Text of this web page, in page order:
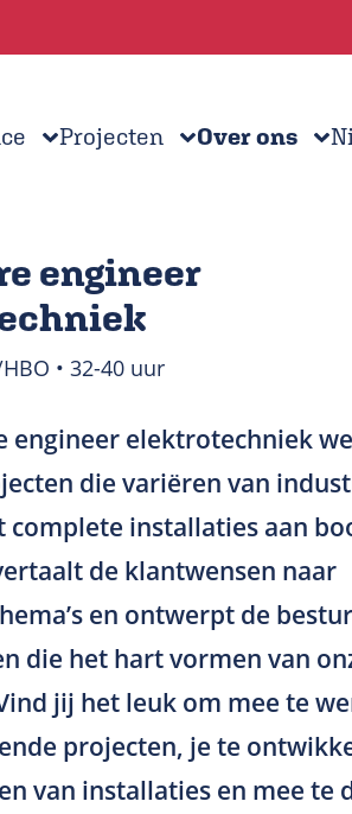
Projecten Over ons
engineer
• 32-40 uur
engineer elektrotechniek
die variëren van
complete installaties aan
de klantwensen naar
en ontwerpt de
die het hart vormen van
jij het leuk om mee te
projecten, je te
van installaties en mee te